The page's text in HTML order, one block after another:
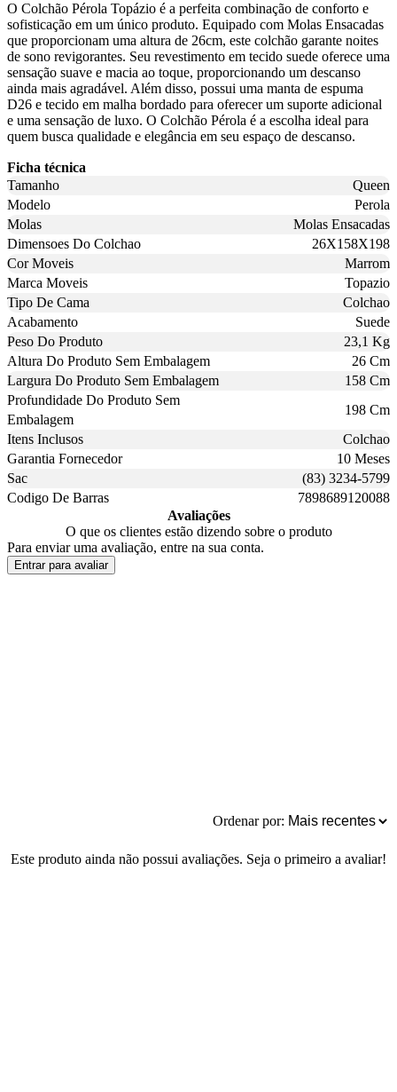
O Colchão Pérola Topázio é a perfeita combinação de conforto e
sofisticação em um único produto. Equipado com Molas Ensacadas
que proporcionam uma altura de 26cm, este colchão garante noites
de sono revigorantes. Seu revestimento em tecido suede oferece uma
sensação suave e macia ao toque, proporcionando um descanso
ainda mais agradável. Além disso, possui uma manta de espuma
D26 e tecido em malha bordado para oferecer um suporte adicional
e uma sensação de luxo. O Colchão Pérola é a escolha ideal para
quem busca qualidade e elegância em seu espaço de descanso.
Ficha técnica
Tamanho
Queen
Modelo
Perola
Molas
Molas Ensacadas
Dimensoes Do Colchao
26X158X198
Cor Moveis
Marrom
Marca Moveis
Topazio
Tipo De Cama
Colchao
Acabamento
Suede
Peso Do Produto
23,1 Kg
Altura Do Produto Sem Embalagem
26 Cm
Largura Do Produto Sem Embalagem
158 Cm
Profundidade Do Produto Sem
Embalagem
198 Cm
Itens Inclusos
Colchao
Garantia Fornecedor
10 Meses
Sac
(83) 3234-5799
Codigo De Barras
7898689120088
Avaliações
O que os clientes estão dizendo sobre o produto
Para enviar uma avaliação, entre na sua conta.
Entrar para avaliar
Ordenar por:
Este produto ainda não possui avaliações. Seja o primeiro a avaliar!